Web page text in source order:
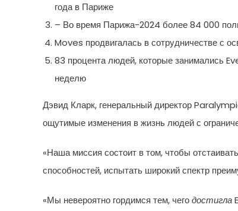
года в Париже
– Во время Парижа-2024 более 84 000
Moves продвигалась в сотрудничестве с
83 процента людей, которые занимались
неделю
Дэвид Кларк, генеральный директор
ощутимые изменения в жизнь людей с
«Наша миссия состоит в том, чтобы
способностей, испытать широкий спектр
«Мы невероятно гордимся тем, чегодостигла